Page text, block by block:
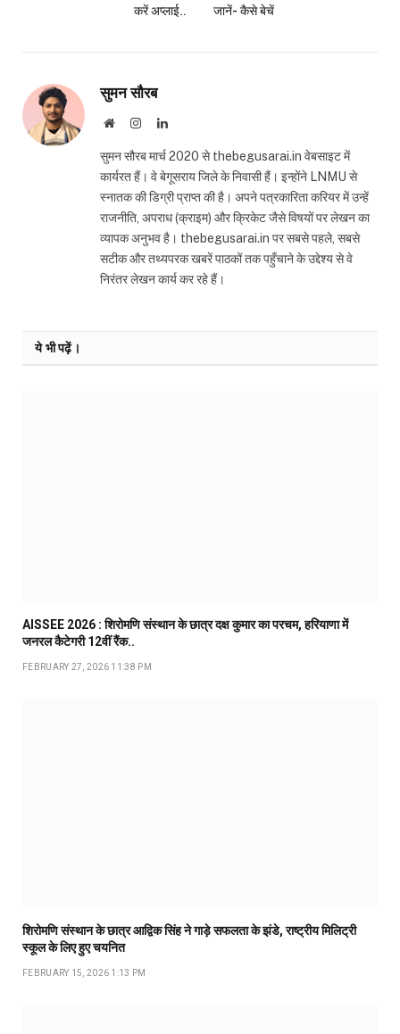
करें अप्लाई..
जानें- कैसे बेचें
सुमन सौरब
WebsiteInstagramLinkedIn
सुमन सौरब मार्च 2020 से thebegusarai.in वेबसाइट में
कार्यरत हैं। वे बेगूसराय जिले के निवासी हैं। इन्होंने LNMU से
स्नातक की डिग्री प्राप्त की है। अपने पत्रकारिता करियर में उन्हें
राजनीति, अपराध (क्राइम) और क्रिकेट जैसे विषयों पर लेखन का
व्यापक अनुभव है। thebegusarai.in पर सबसे पहले, सबसे
सटीक और तथ्यपरक खबरें पाठकों तक पहुँचाने के उद्देश्य से वे
निरंतर लेखन कार्य कर रहे हैं।
ये भी पढ़ें।
AISSEE 2026 : शिरोमणि संस्थान के छात्र दक्ष कुमार का परचम, हरियाणा में
जनरल कैटेगरी 12वीं रैंक..
FEBRUARY 27, 2026 11:38 PM
शिरोमणि संस्थान के छात्र आद्विक सिंह ने गाड़े सफलता के झंडे, राष्ट्रीय मिलिट्री
स्कूल के लिए हुए चयनित
FEBRUARY 15, 2026 1:13 PM